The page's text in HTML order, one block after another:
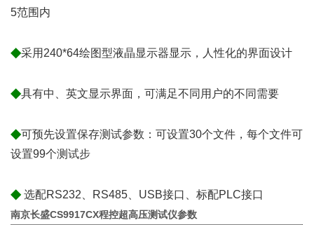
5范围内
◆采用240*64绘图型液晶显示器显示，人性化的界面设计
◆具有中、英文显示界面，可满足不同用户的不同需要
◆可预先设置保存测试参数：可设置30个文件，每个文件可
设置99个测试步
◆选配RS232、RS485、USB接口、标配PLC接口
南京长盛CS9917CX程控超高压测试仪参数